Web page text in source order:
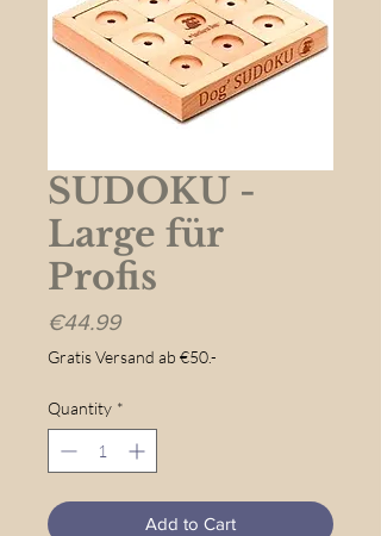
SUDOKU -
Large für
Profis
€44.99Price
Gratis Versand ab €50.-
Quantity *
Add to Cart